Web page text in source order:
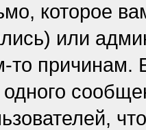
которое
или
то